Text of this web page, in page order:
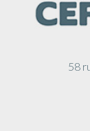
58